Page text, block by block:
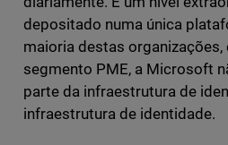
depositado numa única
maioria destas organizações,
segmento PME, a Microsoft
parte da infraestrutura de
infraestrutura de identidade.